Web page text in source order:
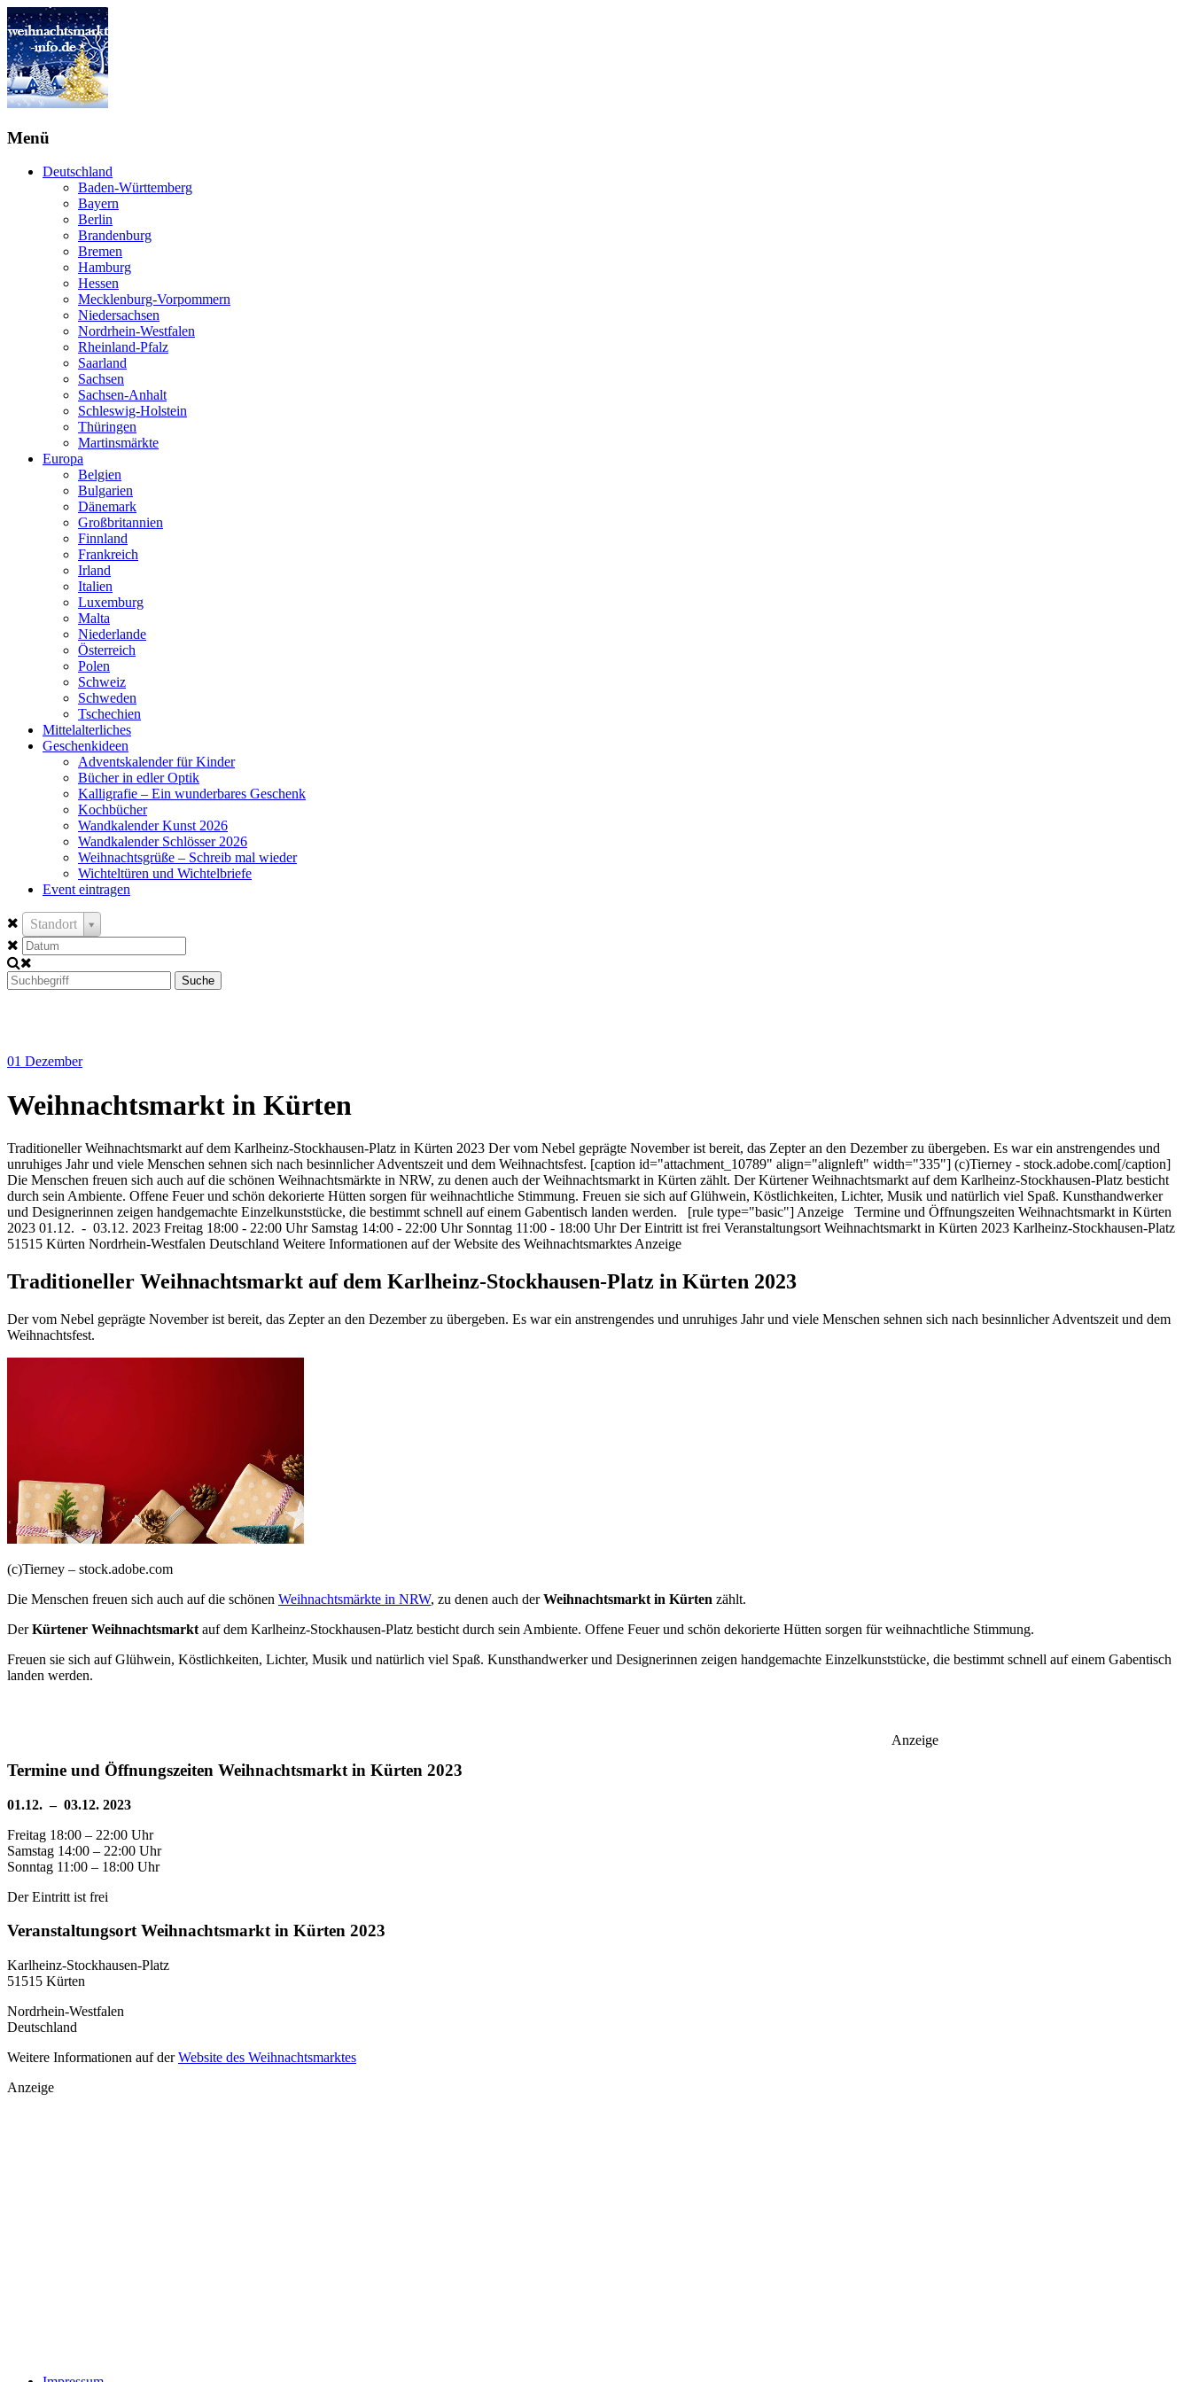
Menü
Deutschland
Baden-Württemberg
Bayern
Berlin
Brandenburg
Bremen
Hamburg
Hessen
Mecklenburg-Vorpommern
Niedersachsen
Nordrhein-Westfalen
Rheinland-Pfalz
Saarland
Sachsen
Sachsen-Anhalt
Schleswig-Holstein
Thüringen
Martinsmärkte
Europa
Belgien
Bulgarien
Dänemark
Großbritannien
Finnland
Frankreich
Irland
Italien
Luxemburg
Malta
Niederlande
Österreich
Polen
Schweiz
Schweden
Tschechien
Mittelalterliches
Geschenkideen
Adventskalender für Kinder
Bücher in edler Optik
Kalligrafie – Ein wunderbares Geschenk
Kochbücher
Wandkalender Kunst 2026
Wandkalender Schlösser 2026
Weihnachtsgrüße – Schreib mal wieder
Wichteltüren und Wichtelbriefe
Event eintragen
Standort
Suche
01 Dezember
Weihnachtsmarkt in Kürten
Traditioneller Weihnachtsmarkt auf dem Karlheinz-Stockhausen-Platz in Kürten 2023 Der vom Nebel geprägte November ist bereit, das Zepter an den Dezember zu übergeben. Es war ein anstrengendes und
unruhiges Jahr und viele Menschen sehnen sich nach besinnlicher Adventszeit und dem Weihnachtsfest. [caption id="attachment_10789" align="alignleft" width="335"] (c)Tierney - stock.adobe.com[/caption]
Die Menschen freuen sich auch auf die schönen Weihnachtsmärkte in NRW, zu denen auch der Weihnachtsmarkt in Kürten zählt. Der Kürtener Weihnachtsmarkt auf dem Karlheinz-Stockhausen-Platz besticht
durch sein Ambiente. Offene Feuer und schön dekorierte Hütten sorgen für weihnachtliche Stimmung. Freuen sie sich auf Glühwein, Köstlichkeiten, Lichter, Musik und natürlich viel Spaß. Kunsthandwerker
und Designerinnen zeigen handgemachte Einzelkunststücke, die bestimmt schnell auf einem Gabentisch landen werden. [rule type="basic"] Anzeige Termine und Öffnungszeiten Weihnachtsmarkt in Kürten
2023 01.12. - 03.12. 2023 Freitag 18:00 - 22:00 Uhr Samstag 14:00 - 22:00 Uhr Sonntag 11:00 - 18:00 Uhr Der Eintritt ist frei Veranstaltungsort Weihnachtsmarkt in Kürten 2023 Karlheinz-Stockhausen-Platz
51515 Kürten Nordrhein-Westfalen Deutschland Weitere Informationen auf der Website des Weihnachtsmarktes Anzeige
Traditioneller Weihnachtsmarkt auf dem Karlheinz-Stockhausen-Platz in Kürten 2023
Der vom Nebel geprägte November ist bereit, das Zepter an den Dezember zu übergeben. Es war ein anstrengendes und unruhiges Jahr und viele Menschen sehnen sich nach besinnlicher Adventszeit und dem
Weihnachtsfest.
(c)Tierney – stock.adobe.com
Die Menschen freuen sich auch auf die schönen Weihnachtsmärkte in NRW, zu denen auch derWeihnachtsmarkt in Kürten zählt.
DerKürtener Weihnachtsmarkt auf dem Karlheinz-Stockhausen-Platz besticht durch sein Ambiente. Offene Feuer und schön dekorierte Hütten sorgen für weihnachtliche Stimmung.
Freuen sie sich auf Glühwein, Köstlichkeiten, Lichter, Musik und natürlich viel Spaß. Kunsthandwerker und Designerinnen zeigen handgemachte Einzelkunststücke, die bestimmt schnell auf einem Gabentisch
landen werden.
Anzeige
Termine und Öffnungszeiten Weihnachtsmarkt in Kürten 2023
01.12. – 03.12. 2023
Freitag 18:00 – 22:00 Uhr
Samstag 14:00 – 22:00 Uhr
Sonntag 11:00 – 18:00 Uhr
Der Eintritt ist frei
Veranstaltungsort Weihnachtsmarkt in Kürten 2023
Karlheinz-Stockhausen-Platz
51515 Kürten
Nordrhein-Westfalen
Deutschland
Weitere Informationen auf derWebsite des Weihnachtsmarktes
Anzeige